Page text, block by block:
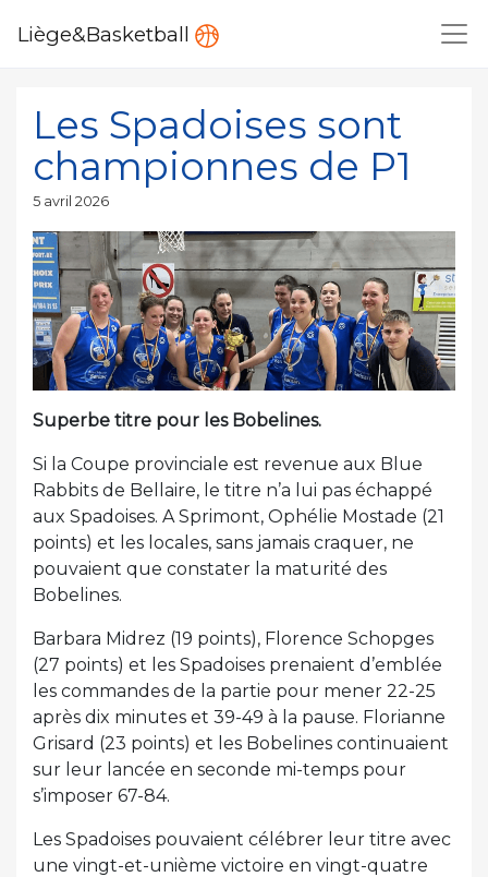
Liège&Basketball
Les Spadoises sont
championnes de P1
Publié
5 avril 2026
Superbe titre pour les Bobelines.
Si la Coupe provinciale est revenue aux Blue
Rabbits de Bellaire, le titre n’a lui pas échappé
aux Spadoises. A Sprimont, Ophélie Mostade (21
points) et les locales, sans jamais craquer, ne
pouvaient que constater la maturité des
Bobelines.
Barbara Midrez (19 points), Florence Schopges
(27 points) et les Spadoises prenaient d’emblée
les commandes de la partie pour mener 22-25
après dix minutes et 39-49 à la pause. Florianne
Grisard (23 points) et les Bobelines continuaient
sur leur lancée en seconde mi-temps pour
s’imposer 67-84.
Les Spadoises pouvaient célébrer leur titre avec
une vingt-et-unième victoire en vingt-quatre